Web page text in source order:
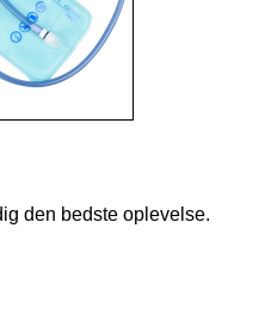
den bedste oplevelse.